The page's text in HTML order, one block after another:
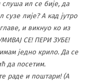
ил се бије, да
сузе лије? А кад јутро
и викнуо ко из
СЕ! ПЕРИ ЗУБЕ!
једно крило. Да се
да посетим.
раде и поштари! (А